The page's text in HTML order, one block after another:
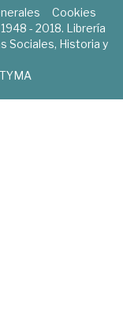
Cookies
- 2018. Librería
Sociales, Historia y